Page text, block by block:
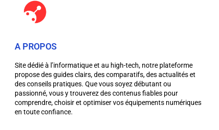
A PROPOS
Site dédié à l’informatique et au high-tech, notre plateforme
propose des guides clairs, des comparatifs, des actualités et
des conseils pratiques. Que vous soyez débutant ou
passionné, vous y trouverez des contenus fiables pour
comprendre, choisir et optimiser vos équipements numériques
en toute confiance.